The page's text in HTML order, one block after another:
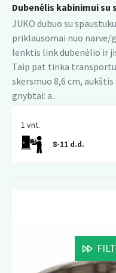
Dubenėlis kabinimui su
JUKO dubuo su
priklausomai nuo narve/
lenktis link dubenėlio ir
Taip pat tinka
skersmuo 8,6 cm,
gnybtai: a..
1 vnt.
8-11 d.d.